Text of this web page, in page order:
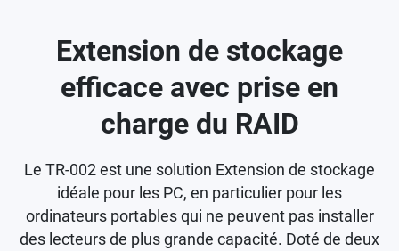
Extension de stockage
efficace avec prise en
charge du RAID
Le TR-002 est une solution Extension de stockage
idéale pour les PC, en particulier pour les
ordinateurs portables qui ne peuvent pas installer
des lecteurs de plus grande capacité. Doté de deux